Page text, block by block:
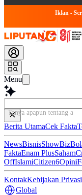
Iklan -
Menu
Tanya apapun tentang
Berita UtamaCek Fakta
NewsBisnisShowBiz
FaktaEnam PlusSaham
OffIslamiCitizen6Opini
KontakKebijakan Privasi
Global